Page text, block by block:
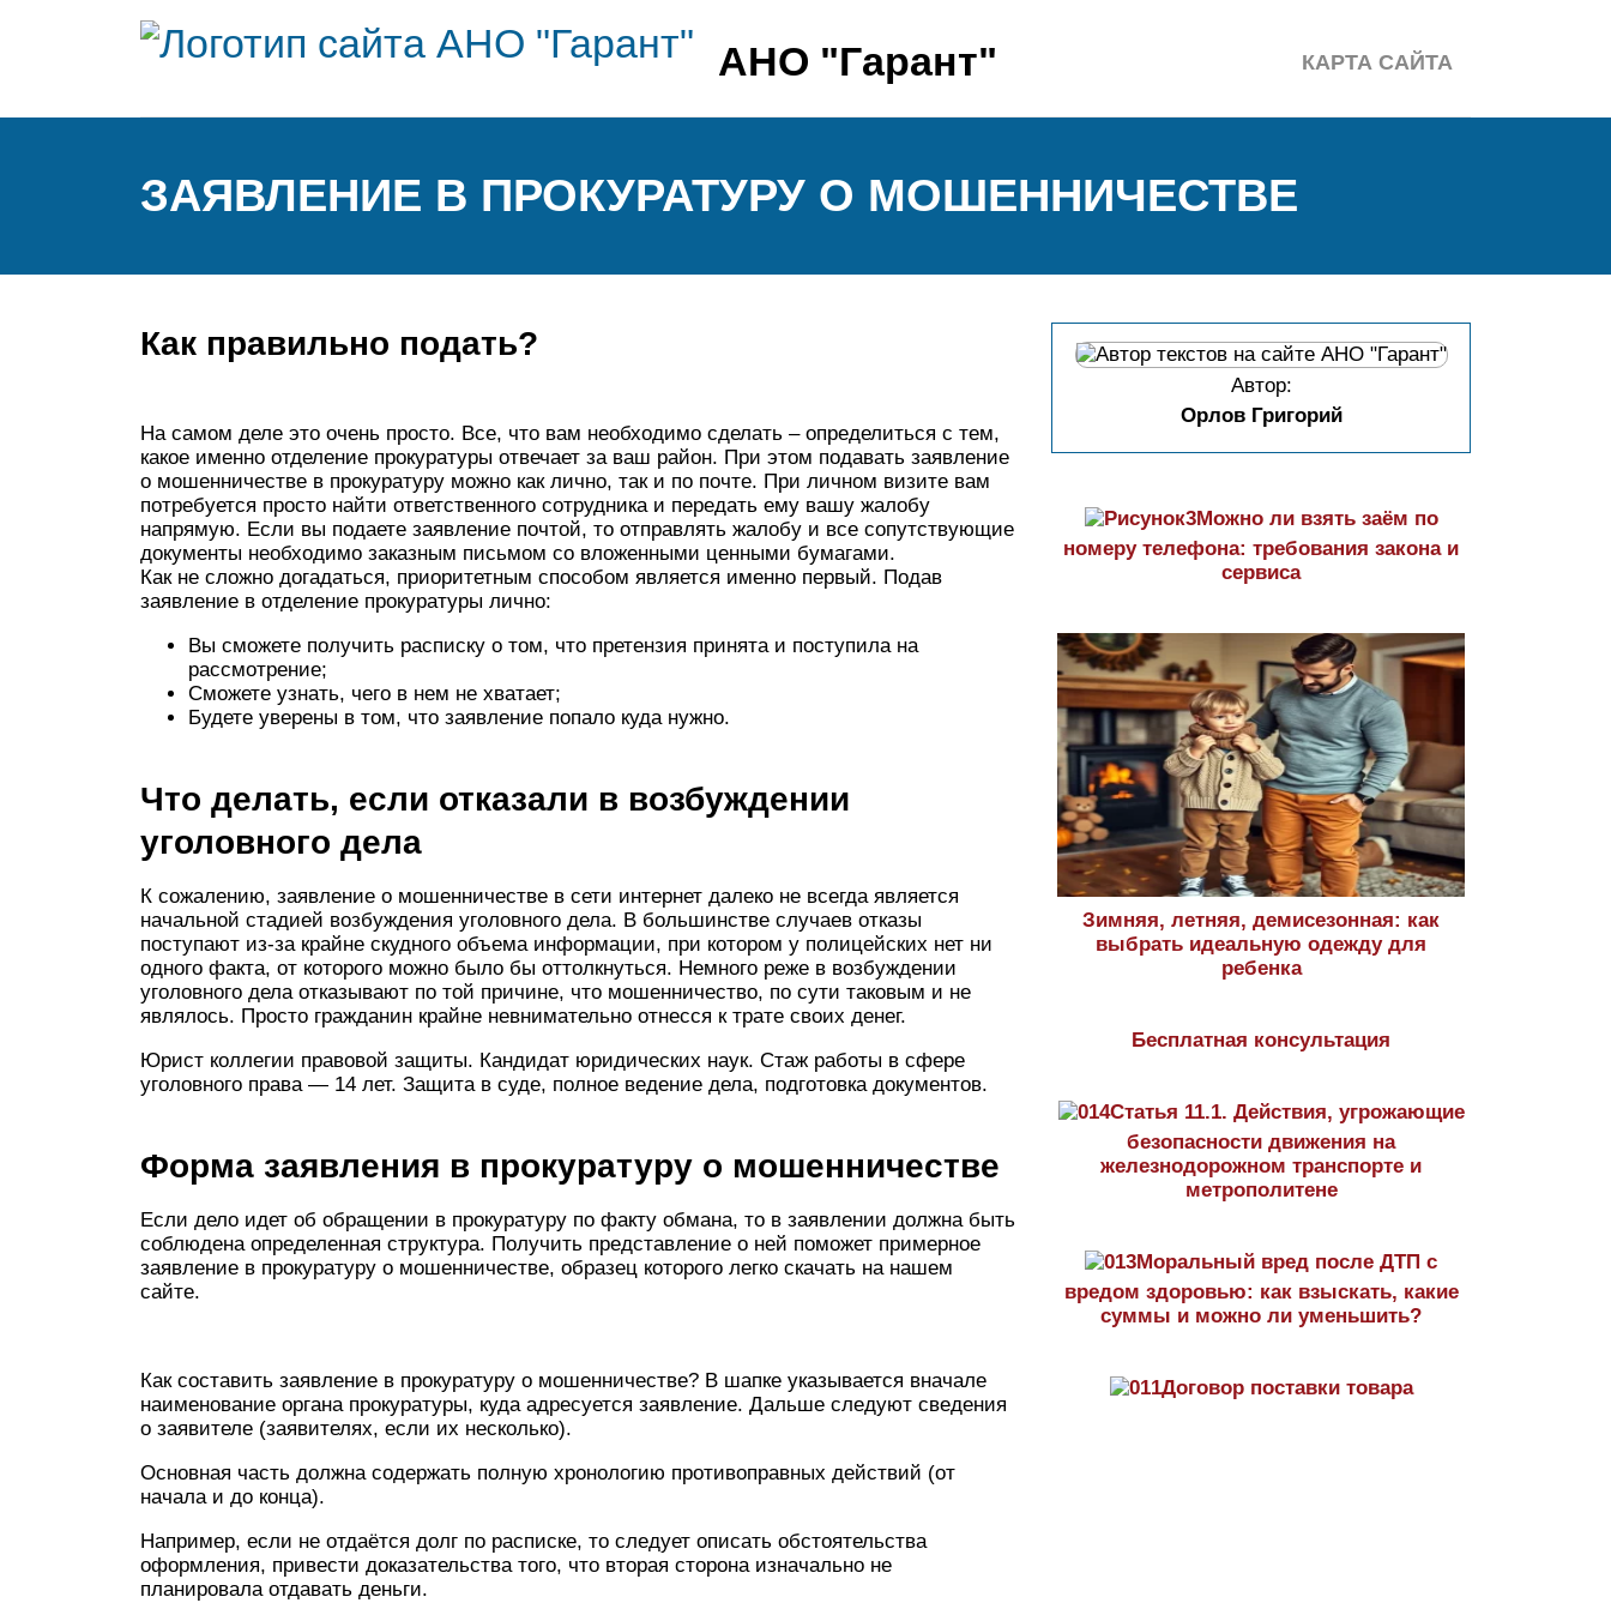
АНО "Гарант" КАРТА САЙТА
ЗАЯВЛЕНИЕ В ПРОКУРАТУРУ О МОШЕННИЧЕСТВЕ
Как правильно подать?
На самом деле это очень просто. Все, что вам необходимо сделать – определиться с тем,
какое именно отделение прокуратуры отвечает за ваш район. При этом подавать заявление
о мошенничестве в прокуратуру можно как лично, так и по почте. При личном визите вам
потребуется просто найти ответственного сотрудника и передать ему вашу жалобу
напрямую. Если вы подаете заявление почтой, то отправлять жалобу и все сопутствующие
документы необходимо заказным письмом со вложенными ценными бумагами.
Как не сложно догадаться, приоритетным способом является именно первый. Подав
заявление в отделение прокуратуры лично:
Вы сможете получить расписку о том, что претензия принята и поступила на
рассмотрение;
Сможете узнать, чего в нем не хватает;
Будете уверены в том, что заявление попало куда нужно.
Что делать, если отказали в возбуждении
уголовного дела
К сожалению, заявление о мошенничестве в сети интернет далеко не всегда является
начальной стадией возбуждения уголовного дела. В большинстве случаев отказы
поступают из-за крайне скудного объема информации, при котором у полицейских нет ни
одного факта, от которого можно было бы оттолкнуться. Немного реже в возбуждении
уголовного дела отказывают по той причине, что мошенничество, по сути таковым и не
являлось. Просто гражданин крайне невнимательно отнесся к трате своих денег.
Юрист коллегии правовой защиты. Кандидат юридических наук. Стаж работы в сфере
уголовного права — 14 лет. Защита в суде, полное ведение дела, подготовка документов.
Форма заявления в прокуратуру о мошенничестве
Если дело идет об обращении в прокуратуру по факту обмана, то в заявлении должна быть
соблюдена определенная структура. Получить представление о ней поможет примерное
заявление в прокуратуру о мошенничестве, образец которого легко скачать на нашем
сайте.
Как составить заявление в прокуратуру о мошенничестве? В шапке указывается вначале
наименование органа прокуратуры, куда адресуется заявление. Дальше следуют сведения
о заявителе (заявителях, если их несколько).
Основная часть должна содержать полную хронологию противоправных действий (от
начала и до конца).
Например, если не отдаётся долг по расписке, то следует описать обстоятельства
оформления, привести доказательства того, что вторая сторона изначально не
планировала отдавать деньги.
Автор:
Орлов Григорий
Можно ли взять заём по
номеру телефона: требования закона и
сервиса
Зимняя, летняя, демисезонная: как
выбрать идеальную одежду для
ребенка
Бесплатная консультация
Статья 11.1. Действия, угрожающие
безопасности движения на
железнодорожном транспорте и
метрополитене
Моральный вред после ДТП с
вредом здоровью: как взыскать, какие
суммы и можно ли уменьшить?
Договор поставки товара